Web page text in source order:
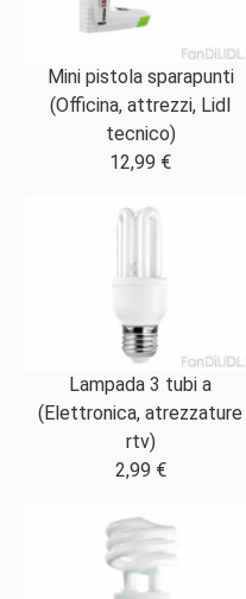
Mini pistola sparapunti
(Officina, attrezzi, Lidl
tecnico)
12,99 €
Lampada 3 tubi a
(Elettronica, atrezzature
rtv)
2,99 €